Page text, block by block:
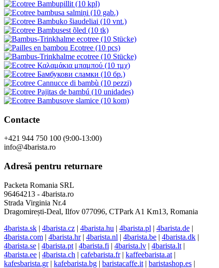
Contacte
+421 944 750 100 (9:00-13:00)
info@4barista.ro
Adresă pentru returnare
Packeta Romania SRL
96464213 - 4barista.ro
Strada Virginia Nr.4
Dragomirești-Deal, Ilfov 077096, CTPark A1 Km13, Romania
4barista.sk | 4barista.cz | 4barista.hu | 4barista.pl | 4barista.de |
4barista.com | 4barista.hr| 4barista.nl | 4barista.be | 4barista.dk |
4barista.se | 4barista.pt | 4barista.fi | 4barista.lv | 4barista.lt |
4barista.ee | 4barista.ch | cafebarista.fr| kaffeebarista.at |
kafesbarista.gr| kafebarista.bg | baristacaffe.it | baristashop.es |